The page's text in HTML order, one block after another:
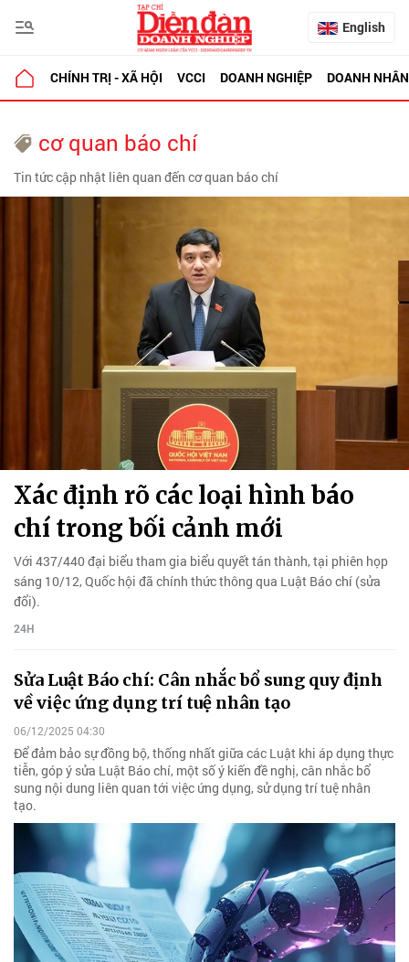
English
CHÍNH TRỊ - XÃ HỘI VCCI DOANH NGHIỆP DOANH NHÂN
cơ quan báo chí
Tin tức cập nhật liên quan đến cơ quan báo chí
Xác định rõ các loại hình báo
chí trong bối cảnh mới
Với 437/440 đại biểu tham gia biểu quyết tán thành, tại phiên họp
sáng 10/12, Quốc hội đã chính thức thông qua Luật Báo chí (sửa
đổi).
24H
Sửa Luật Báo chí: Cân nhắc bổ sung quy định
về việc ứng dụng trí tuệ nhân tạo
06/12/2025 04:30
Để đảm bảo sự đồng bộ, thống nhất giữa các Luật khi áp dụng thực
tiễn, góp ý sửa Luật Báo chí, một số ý kiến đề nghị, cân nhắc bổ
sung nội dung liên quan tới việc ứng dụng, sử dụng trí tuệ nhân
tạo.